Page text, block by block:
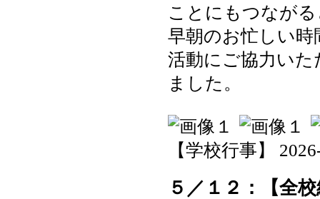
ことにもつなが
早朝のお忙しい時
活動にご協力い
ました。
【学校行事】
５／１２：【全